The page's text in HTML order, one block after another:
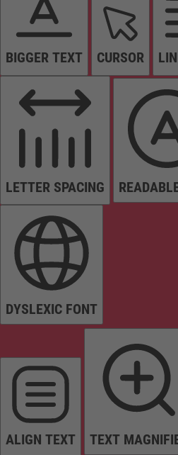
BIGGER TEXT CURSOR
LETTER SPACING
DYSLEXIC FONT
ALIGN TEXT TEXT